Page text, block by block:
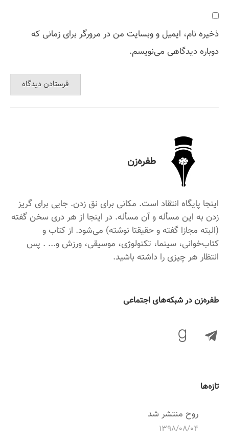
ذخیره نام، ایمیل و وبسایت من در مرورگر برای زمانی که
دوباره دیدگاهی می‌نویسم.
طفره‌زن
اینجا پایگاه انتقاد است. مکانی برای نق زدن. جایی برای گریز
زدن به این مسأله و آن مسأله. در اینجا از هر دری سخن گفته
(البته مجازا گفته و حقیقتا نوشته) می‌شود. از کتاب و
کتاب‌خوانی، سینما، تکنولوژی، موسیقی، ورزش و... . پس
انتظار هر چیزی را داشته باشید.
‌طفره‌زن در شبکه‌های اجتماعی
تازه‌ها
روح منتشر شد
۱۳۹۸/۰۸/۰۴